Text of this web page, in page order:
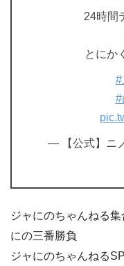
24時間
とにか
#
#
— 【公式】ニ
ジャにのちゃんねる
にの三番勝負
ジャにのちゃんねる